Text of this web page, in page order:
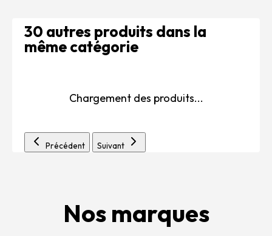
30 autres produits dans la
même catégorie
Chargement des produits...
Précédent Suivant
Nos marques